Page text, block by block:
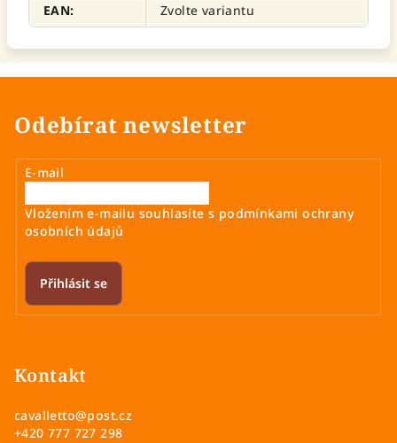
EAN: Zvolte variantu
Odebírat newsletter
E-mail
Vložením e-mailu souhlasíte s podmínkami ochrany
osobních údajů
Přihlásit se
Kontakt
cavalletto@post.cz
+420 777 727 298